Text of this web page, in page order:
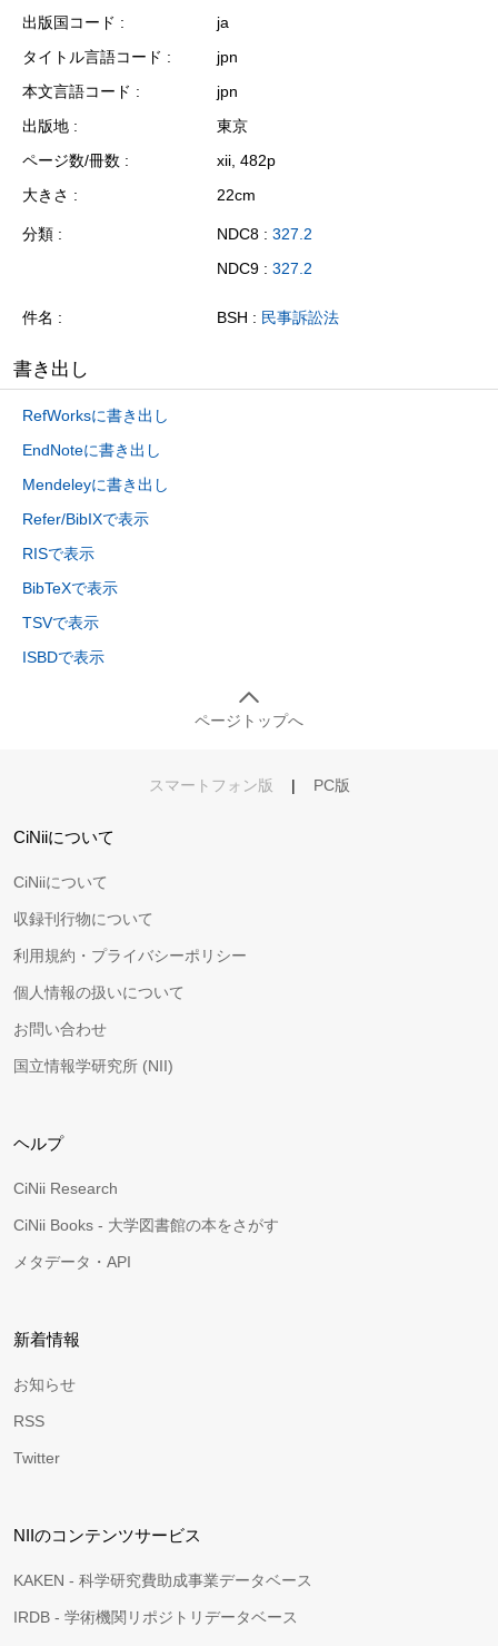
出版国コード
ja
タイトル言語コード
jpn
本文言語コード
jpn
出版地
東京
ページ数/冊数
xii, 482p
大きさ
22cm
分類 NDC8 : 327.2
NDC9 : 327.2
件名 BSH : 民事訴訟法
書き出し
RefWorksに書き出し
EndNoteに書き出し
Mendeleyに書き出し
Refer/BibIXで表示
RISで表示
BibTeXで表示
TSVで表示
ISBDで表示
ページトップへ
スマートフォン版 | PC版
CiNiiについて
CiNiiについて
収録刊行物について
利用規約・プライバシーポリシー
個人情報の扱いについて
お問い合わせ
国立情報学研究所 (NII)
ヘルプ
CiNii Research
CiNii Books - 大学図書館の本をさがす
メタデータ・API
新着情報
お知らせ
RSS
Twitter
NIIのコンテンツサービス
KAKEN - 科学研究費助成事業データベース
IRDB - 学術機関リポジトリデータベース